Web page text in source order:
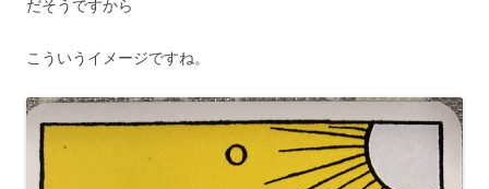
だそうですから
こういうイメージですね。